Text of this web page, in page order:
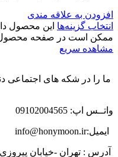
افزودن به علاقه مندی
انتخاب گزینه‌ها این محصول
ممکن است در صفحه محصول
مشاهده سریع
ما را در شکه های اجتماعی
واتــس اپ: 09102004565
ایمیل:info@honymoon.ir
آدرس : تهران -خیابان